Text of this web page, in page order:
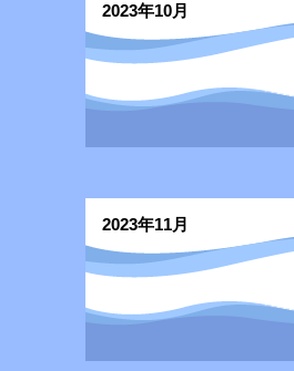
2023年10月
2023年11月